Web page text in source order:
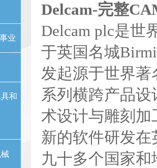
业
和
Delcam-完整
Delcam plc是世
于英国名城
发起源于世界著
系列横跨产品
术设计与雕刻加
新的软件研发
九十多个国家和